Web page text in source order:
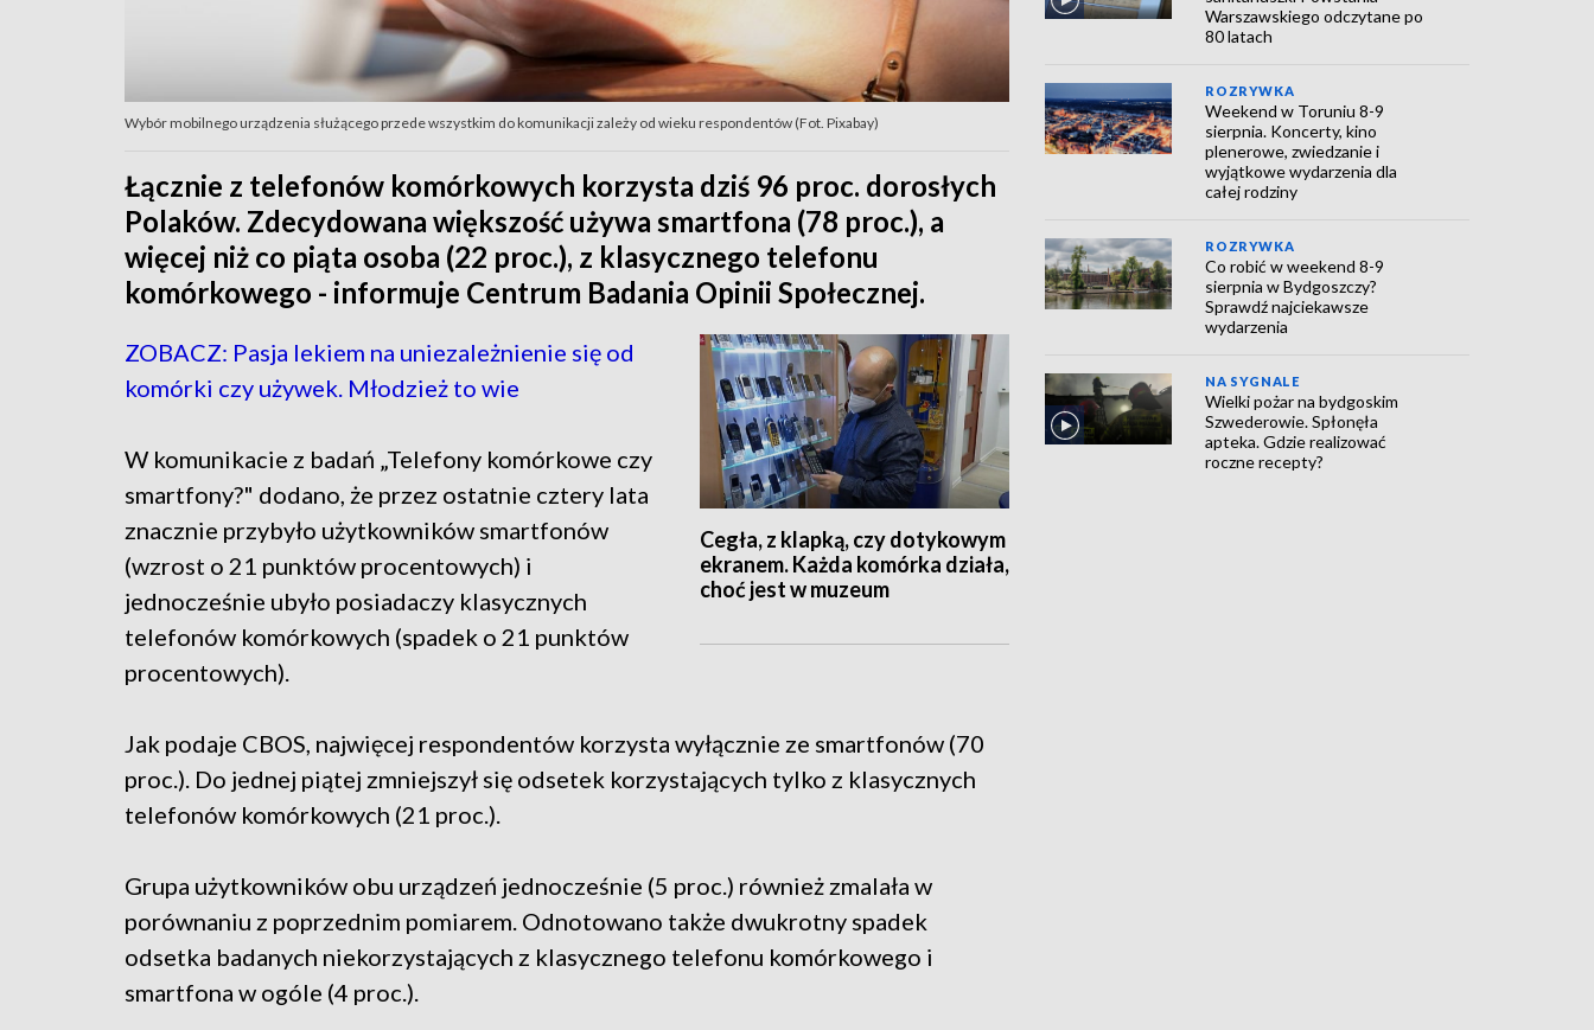
Wybór mobilnego urządzenia służącego przede wszystkim do komunikacji zależy od wieku respondentów (Fot. Pixabay)
Łącznie z telefonów komórkowych korzysta dziś 96 proc. dorosłych
Polaków. Zdecydowana większość używa smartfona (78 proc.), a
więcej niż co piąta osoba (22 proc.), z klasycznego telefonu
komórkowego - informuje Centrum Badania Opinii Społecznej.
Cegła, z klapką, czy dotykowym
ekranem. Każda komórka działa,
choć jest w muzeum
ZOBACZ: Pasja lekiem na uniezależnienie się od
komórki czy używek. Młodzież to wie
W komunikacie z badań „Telefony komórkowe czy
smartfony?" dodano, że przez ostatnie cztery lata
znacznie przybyło użytkowników smartfonów
(wzrost o 21 punktów procentowych) i
jednocześnie ubyło posiadaczy klasycznych
telefonów komórkowych (spadek o 21 punktów
procentowych).
Jak podaje CBOS, najwięcej respondentów korzysta wyłącznie ze smartfonów (70
proc.). Do jednej piątej zmniejszył się odsetek korzystających tylko z klasycznych
telefonów komórkowych (21 proc.).
Grupa użytkowników obu urządzeń jednocześnie (5 proc.) również zmalała w
porównaniu z poprzednim pomiarem. Odnotowano także dwukrotny spadek
odsetka badanych niekorzystających z klasycznego telefonu komórkowego i
smartfona w ogóle (4 proc.).
Warszawskiego odczytane po
80 latach
ROZRYWKA
Weekend w Toruniu 8-9
sierpnia. Koncerty, kino
plenerowe, zwiedzanie i
wyjątkowe wydarzenia dla
całej rodziny
ROZRYWKA
Co robić w weekend 8-9
sierpnia w Bydgoszczy?
Sprawdź najciekawsze
wydarzenia
NA SYGNALE
Wielki pożar na bydgoskim
Szwederowie. Spłonęła
apteka. Gdzie realizować
roczne recepty?